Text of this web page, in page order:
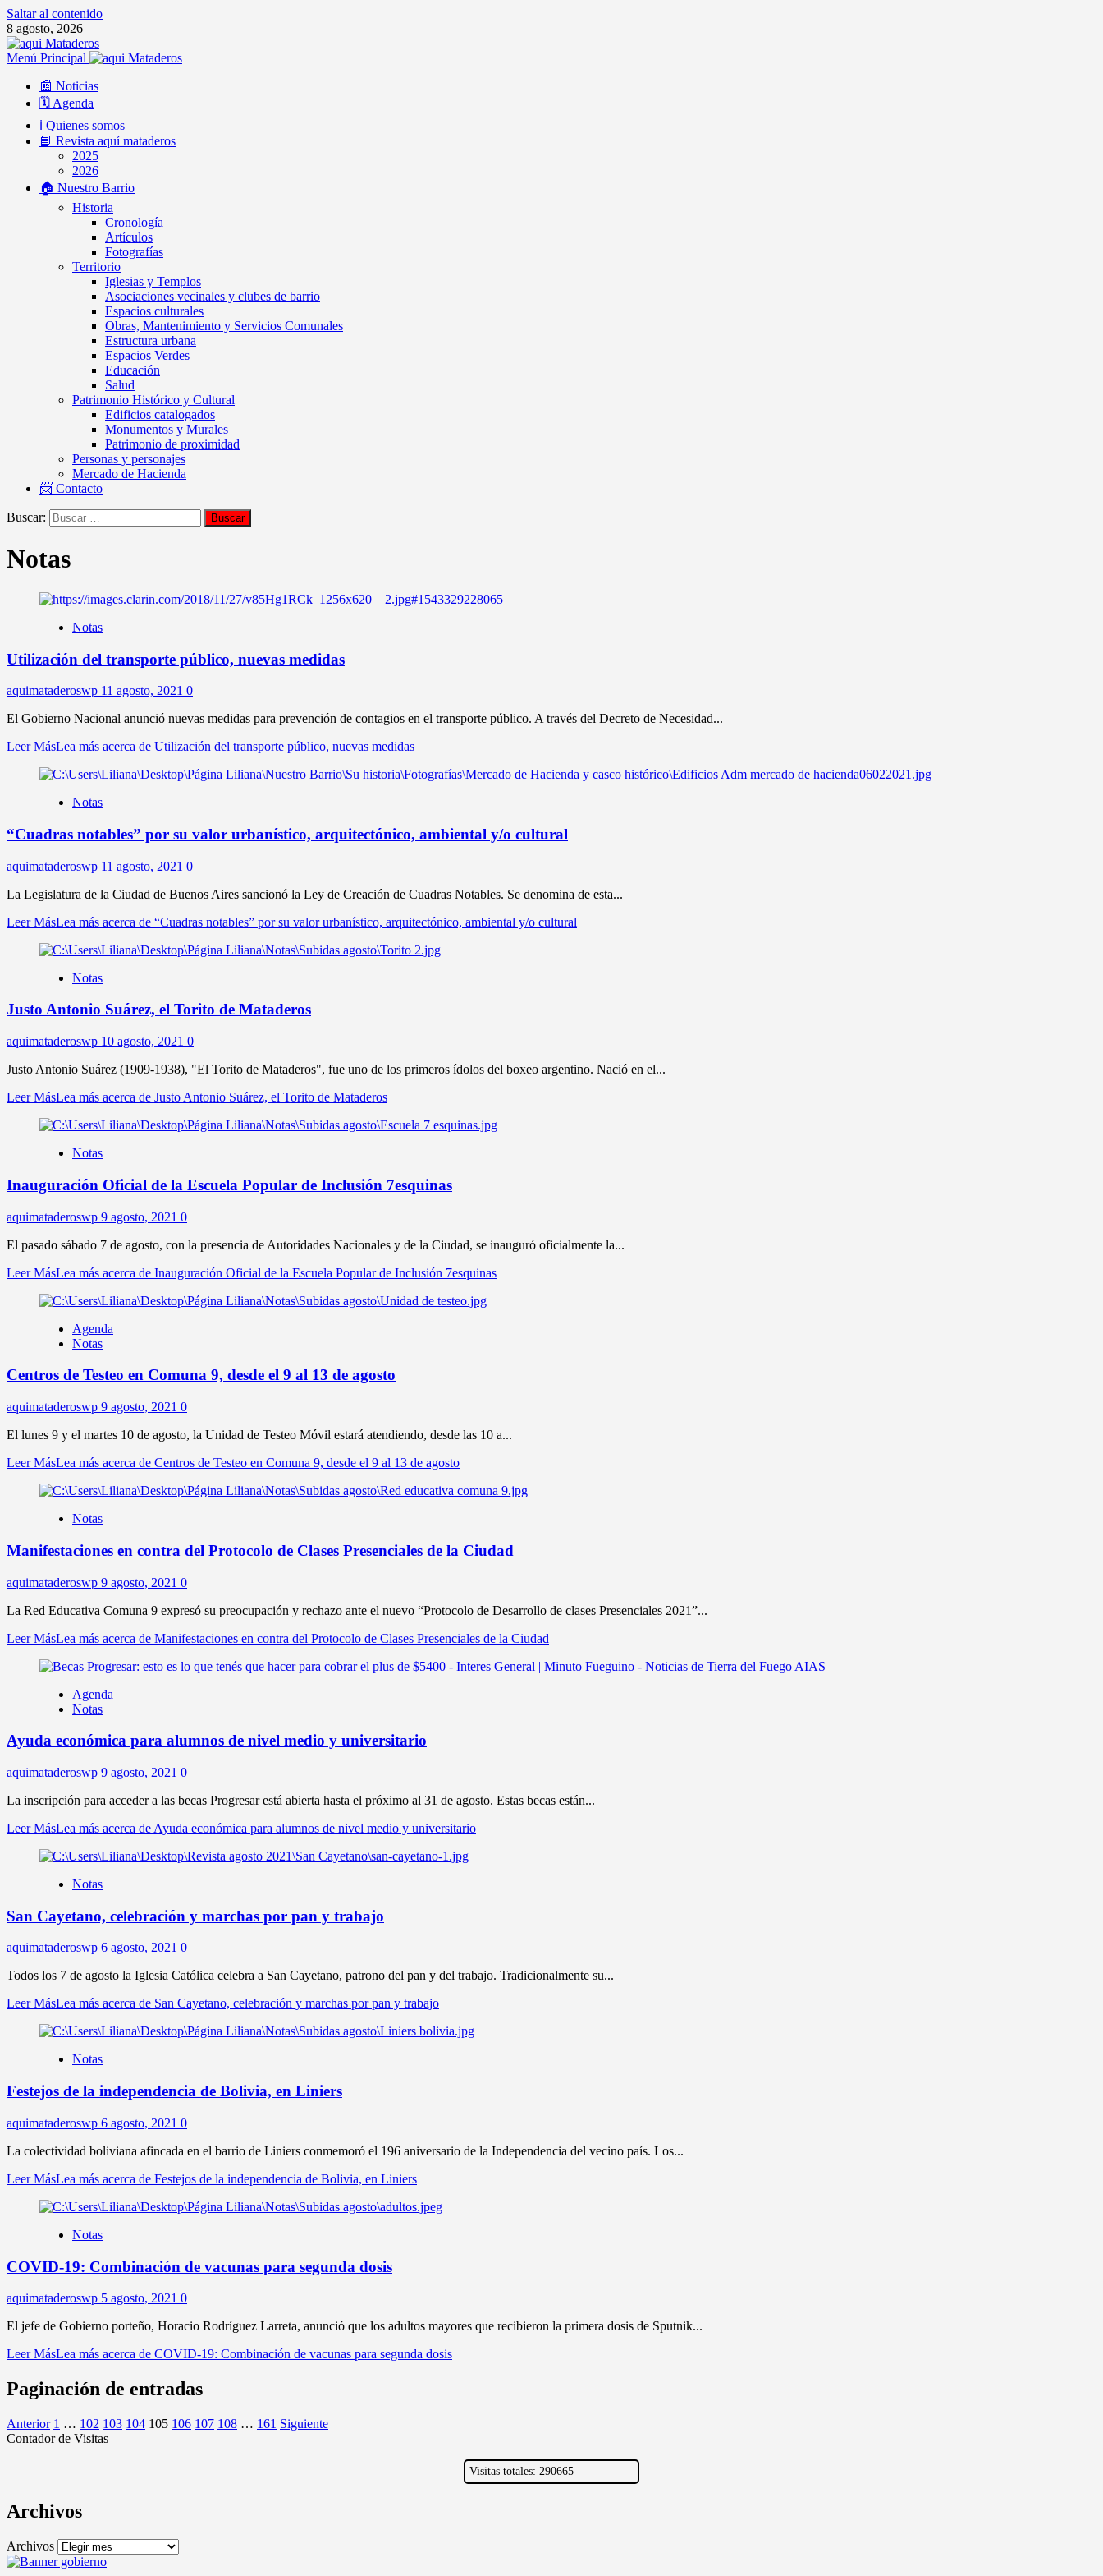
Saltar al contenido
8 agosto, 2026
Menú Principal
📰 Noticias
🗓️ Agenda
ℹ️ Quienes somos
📘 Revista aquí mataderos
2025
2026
🏠 Nuestro Barrio
Historia
Cronología
Artículos
Fotografías
Territorio
Iglesias y Templos
Asociaciones vecinales y clubes de barrio
Espacios culturales
Obras, Mantenimiento y Servicios Comunales
Estructura urbana
Espacios Verdes
Educación
Salud
Patrimonio Histórico y Cultural
Edificios catalogados
Monumentos y Murales
Patrimonio de proximidad
Personas y personajes
Mercado de Hacienda
📨 Contacto
Buscar:
Notas
Notas
Utilización del transporte público, nuevas medidas
aquimataderoswp 11 agosto, 2021 0
El Gobierno Nacional anunció nuevas medidas para prevención de contagios en el transporte público. A través del Decreto de Necesidad...
Leer MásLea más acerca de Utilización del transporte público, nuevas medidas
Notas
“Cuadras notables” por su valor urbanístico, arquitectónico, ambiental y/o cultural
aquimataderoswp 11 agosto, 2021 0
La Legislatura de la Ciudad de Buenos Aires sancionó la Ley de Creación de Cuadras Notables. Se denomina de esta...
Leer MásLea más acerca de “Cuadras notables” por su valor urbanístico, arquitectónico, ambiental y/o cultural
Notas
Justo Antonio Suárez, el Torito de Mataderos
aquimataderoswp 10 agosto, 2021 0
Justo Antonio Suárez (1909-1938), "El Torito de Mataderos", fue uno de los primeros ídolos del boxeo argentino. Nació en el...
Leer MásLea más acerca de Justo Antonio Suárez, el Torito de Mataderos
Notas
Inauguración Oficial de la Escuela Popular de Inclusión 7esquinas
aquimataderoswp 9 agosto, 2021 0
El pasado sábado 7 de agosto, con la presencia de Autoridades Nacionales y de la Ciudad, se inauguró oficialmente la...
Leer MásLea más acerca de Inauguración Oficial de la Escuela Popular de Inclusión 7esquinas
Agenda
Notas
Centros de Testeo en Comuna 9, desde el 9 al 13 de agosto
aquimataderoswp 9 agosto, 2021 0
El lunes 9 y el martes 10 de agosto, la Unidad de Testeo Móvil estará atendiendo, desde las 10 a...
Leer MásLea más acerca de Centros de Testeo en Comuna 9, desde el 9 al 13 de agosto
Notas
Manifestaciones en contra del Protocolo de Clases Presenciales de la Ciudad
aquimataderoswp 9 agosto, 2021 0
La Red Educativa Comuna 9 expresó su preocupación y rechazo ante el nuevo “Protocolo de Desarrollo de clases Presenciales 2021”...
Leer MásLea más acerca de Manifestaciones en contra del Protocolo de Clases Presenciales de la Ciudad
Agenda
Notas
Ayuda económica para alumnos de nivel medio y universitario
aquimataderoswp 9 agosto, 2021 0
La inscripción para acceder a las becas Progresar está abierta hasta el próximo al 31 de agosto. Estas becas están...
Leer MásLea más acerca de Ayuda económica para alumnos de nivel medio y universitario
Notas
San Cayetano, celebración y marchas por pan y trabajo
aquimataderoswp 6 agosto, 2021 0
Todos los 7 de agosto la Iglesia Católica celebra a San Cayetano, patrono del pan y del trabajo. Tradicionalmente su...
Leer MásLea más acerca de San Cayetano, celebración y marchas por pan y trabajo
Notas
Festejos de la independencia de Bolivia, en Liniers
aquimataderoswp 6 agosto, 2021 0
La colectividad boliviana afincada en el barrio de Liniers conmemoró el 196 aniversario de la Independencia del vecino país. Los...
Leer MásLea más acerca de Festejos de la independencia de Bolivia, en Liniers
Notas
COVID-19: Combinación de vacunas para segunda dosis
aquimataderoswp 5 agosto, 2021 0
El jefe de Gobierno porteño, Horacio Rodríguez Larreta, anunció que los adultos mayores que recibieron la primera dosis de Sputnik...
Leer MásLea más acerca de COVID-19: Combinación de vacunas para segunda dosis
Paginación de entradas
Anterior 1 … 102 103 104 105 106 107 108 … 161 Siguiente
Contador de Visitas
Visitas totales: 290665
Archivos
Archivos